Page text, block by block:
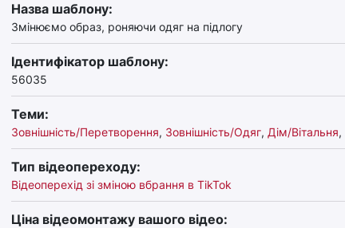
Назва шаблону:
Змінюємо образ, роняючи одяг на підлогу
Ідентифікатор шаблону:
56035
Теми:
Зовнішність/Перетворення, Зовнішність/Одяг, Дім/Вітальня,
Тип відеопереходу:
Відеоперехід зі зміною вбрання в TikTok
Ціна відеомонтажу вашого відео: